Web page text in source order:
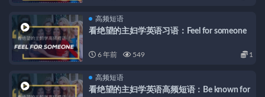
高频短语
看绝望的主妇学英语习语：Feel for someone
6 年前 549 1
高频短语
看绝望的主妇学英语高频短语：Be known for